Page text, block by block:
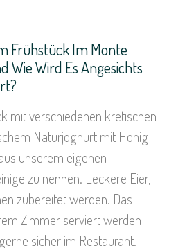
Frühstück Im Monte
Wie Wird Es Angesichts
mit verschiedenen kretischen
Naturjoghurt mit Honig
unserem eigenen
zu nennen. Leckere Eier,
zubereitet werden. Das
Zimmer serviert werden
sicher im Restaurant.